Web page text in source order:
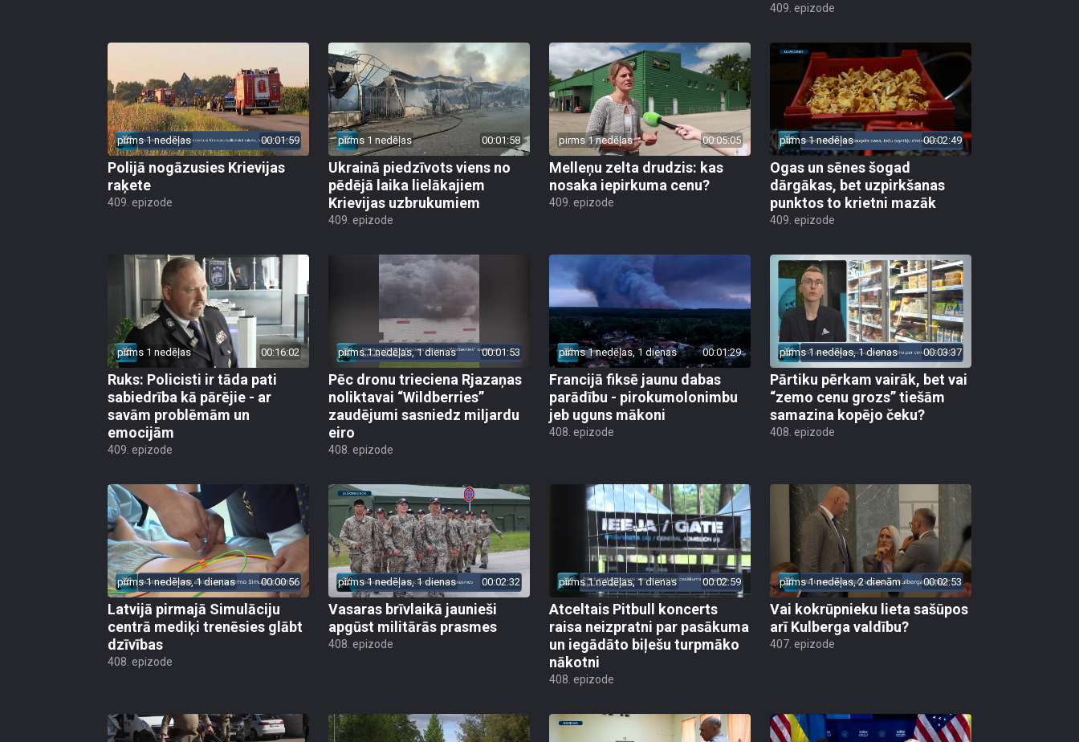
409. epizode
pirms 1 nedēļas 00:01:59
Polijā nogāzusies Krievijas
raķete
409. epizode
pirms 1 nedēļas 00:01:58
Ukrainā piedzīvots viens no
pēdējā laika lielākajiem
Krievijas uzbrukumiem
409. epizode
pirms 1 nedēļas 00:05:05
Melleņu zelta drudzis: kas
nosaka iepirkuma cenu?
409. epizode
pirms 1 nedēļas 00:02:49
Ogas un sēnes šogad
dārgākas, bet uzpirkšanas
punktos to krietni mazāk
409. epizode
pirms 1 nedēļas 00:16:02
Ruks: Policisti ir tāda pati
sabiedrība kā pārējie - ar
savām problēmām un
emocijām
409. epizode
pirms 1 nedēļas, 1 dienas 00:01:53
Pēc dronu trieciena Rjazaņas
noliktavai “Wildberries”
zaudējumi sasniedz miljardu
eiro
408. epizode
pirms 1 nedēļas, 1 dienas 00:01:29
Francijā fiksē jaunu dabas
parādību - pirokumolonimbu
jeb uguns mākoni
408. epizode
pirms 1 nedēļas, 1 dienas 00:03:37
Pārtiku pērkam vairāk, bet vai
“zemo cenu grozs” tiešām
samazina kopējo čeku?
408. epizode
pirms 1 nedēļas, 1 dienas 00:00:56
Latvijā pirmajā Simulāciju
centrā mediķi trenēsies glābt
dzīvības
408. epizode
pirms 1 nedēļas, 1 dienas 00:02:32
Vasaras brīvlaikā jaunieši
apgūst militārās prasmes
408. epizode
pirms 1 nedēļas, 1 dienas 00:02:59
Atceltais Pitbull koncerts
raisa neizpratni par pasākuma
un iegādāto biļešu turpmāko
nākotni
408. epizode
pirms 1 nedēļas, 2 dienām 00:02:53
Vai kokrūpnieku lieta sašūpos
arī Kulberga valdību?
407. epizode